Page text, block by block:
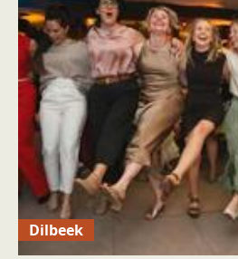
Dilbeek